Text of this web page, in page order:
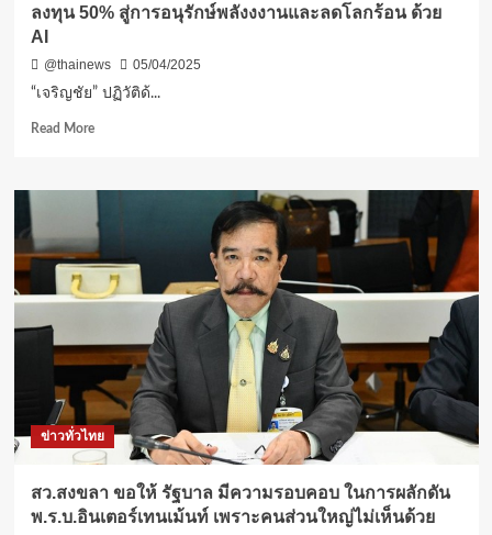
ลงทุน 50% สู่การอนุรักษ์พลังงงานและลดโลกร้อน ด้วย
AI
@thainews
05/04/2025
“เจริญชัย” ปฏิวัติด้...
Read MoreRead
“เจริญ
ปฏิวัติ
ด้วย
นวัตกรรม
(NIA) “Platform
Transformer
AI
Solar
+
Energy
Storage
EV”
Platform
ข่าวทั่วไทย
สว.สงขลา ขอให้ รัฐบาล มีความรอบคอบ ในการผลักดัน
พ.ร.บ.อินเตอร์เทนเม้นท์ เพราะคนส่วนใหญ่ไม่เห็นด้วย